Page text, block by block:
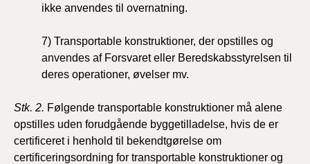
ikke anvendes til overnatning.
7) Transportable konstruktioner, der opstilles og
anvendes af Forsvaret eller Beredskabsstyrelsen til
deres operationer, øvelser mv.
Stk. 2. Følgende transportable konstruktioner må alene
opstilles uden forudgående byggetilladelse, hvis de er
certificeret i henhold til bekendtgørelse om
certificeringsordning for transportable konstruktioner og